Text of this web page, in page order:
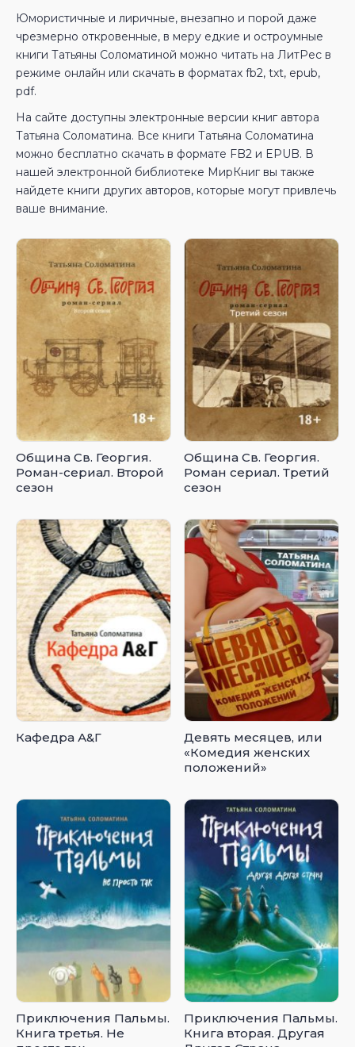
Юмористичные и лиричные, внезапно и порой даже
чрезмерно откровенные, в меру едкие и остроумные
книги Татьяны Соломатиной можно читать на ЛитРес в
режиме онлайн или скачать в форматах fb2, txt, epub,
pdf.
На сайте доступны электронные версии книг автора
Татьяна Соломатина. Все книги Татьяна Соломатина
можно бесплатно скачать в формате FB2 и EPUB. В
нашей электронной библиотеке МирКниг вы также
найдете книги других авторов, которые могут привлечь
ваше внимание.
Община Св. Георгия.
Роман-сериал. Второй
сезон
Община Св. Георгия.
Роман сериал. Третий
сезон
Кафедра А&Г
Девять месяцев, или
«Комедия женских
положений»
Приключения Пальмы.
Книга третья. Не
Приключения Пальмы.
Книга вторая. Другая